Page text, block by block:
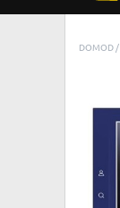
DOMOD